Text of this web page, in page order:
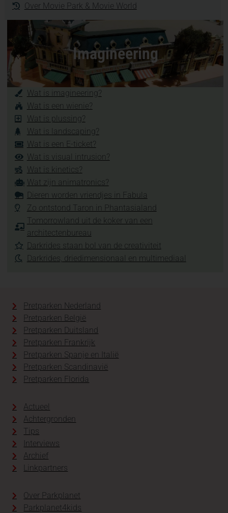
Over Movie Park & Movie World
Imagineering
Wat is imagineering?
Wat is een wienie?
Wat is plussing?
Wat is landscaping?
Wat is een E-ticket?
Wat is visual intrusion?
Wat is kinetics?
Wat zijn animatronics?
Dieren worden vriendjes in Fabula
Zo ontstond Taron in Phantasialand
Tomorrowland uit de koker van een
architectenbureau
Darkrides staan bol van de creativiteit
Darkrides, driedimensionaal en multimediaal
Pretparken Nederland
Pretparken België
Pretparken Duitsland
Pretparken Frankrijk
Pretparken Spanje en Italië
Pretparken Scandinavië
Pretparken Florida
Actueel
Achtergronden
Tips
Interviews
Archief
Linkpartners
Over Parkplanet
Parkplanet4kids